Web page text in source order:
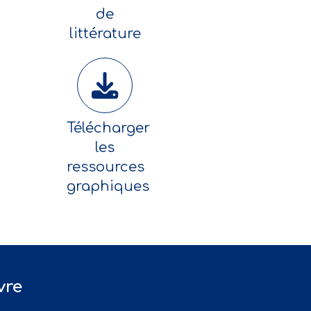
de
littérature
Télécharger
les
ressources
graphiques